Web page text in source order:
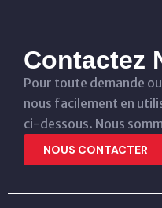
Contactez
Pour toute demande
nous facilement en
ci-dessous. Nous
NOUS CONTACTER